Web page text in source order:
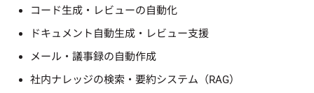
コード生成・レビューの自動化
ドキュメント自動生成・レビュー支援
メール・議事録の自動作成
社内ナレッジの検索・要約システム（RAG）